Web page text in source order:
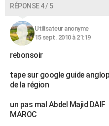
RÉPONSE 4 / 5
Utilisateur anonyme
15 sept. 2010 à 21:19
rebonsoir
tape sur google guide
de la région
un pas mal Abdel Majid DAIF
MAROC